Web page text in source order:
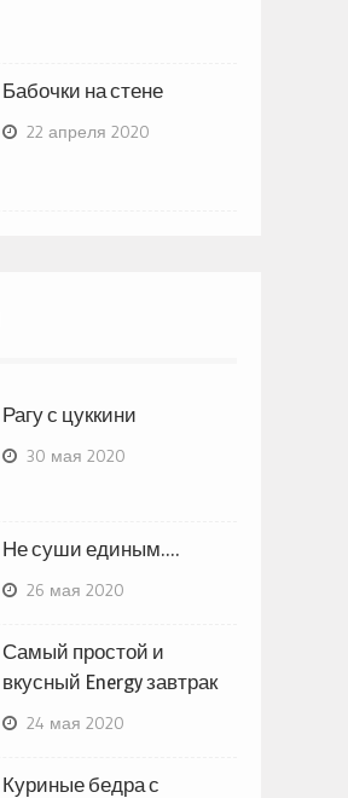
Бабочки на стене
22 апреля 2020
Рагу с цуккини
30 мая 2020
Не суши единым….
26 мая 2020
Самый простой и
вкусный Energy завтрак
24 мая 2020
Куриные бедра с